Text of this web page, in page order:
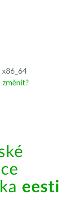
změnit?
eesti